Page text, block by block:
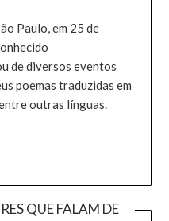
Paulo, em 25 de
de diversos eventos
poemas traduzidas em
outras línguas.
QUE FALAM DE